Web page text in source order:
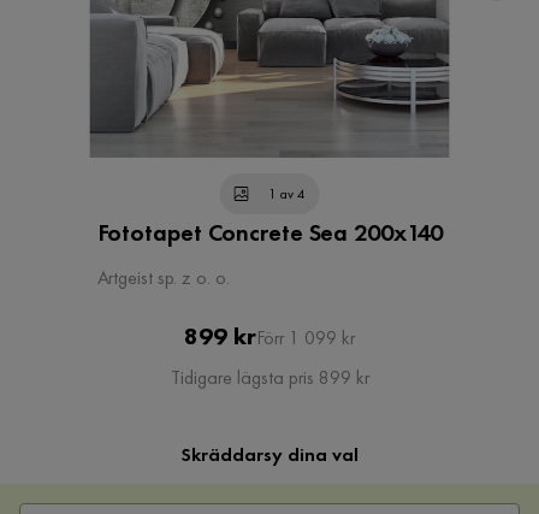
1 av 4
Fototapet Concrete Sea 200x140
Artgeist sp. z o. o.
Pris
899 kr Original
Pris
Förr 1 099 kr
Tidigare lägsta pris 899 kr
Skräddarsy dina val